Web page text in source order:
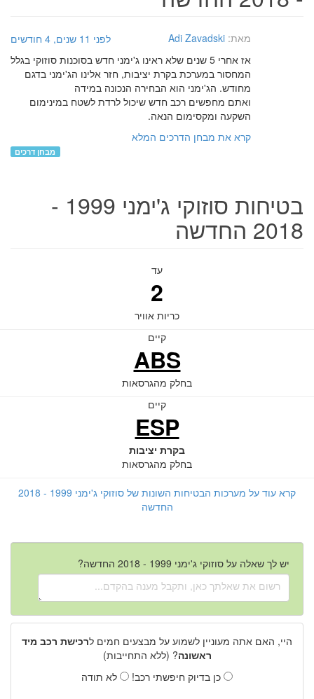
מאת: Adi Zavadski
לפני 11 שנים, 4 חודשים
אז אחרי 5 שנים שלא ראינו ג'ימני חדש בסוכנות סוזוקי בגלל
המחסור במערכת בקרת יציבות, חזר אלינו הג'ימני בדגם
מחודש. הג'ימני הוא הבחירה הנכונה במידה
ואתם מחפשים רכב חדש שיכול לרדת לשטח במינימום
השקעה ומקסימום הנאה.
קרא את מבחן הדרכים המלא
מבחן דרכים
בטיחות סוזוקי ג'ימני 1999 -
2018 החדשה
עד
2
כריות אוויר
קיים
ABS
בחלק מהגרסאות
קיים
ESP
בקרת יציבות
בחלק מהגרסאות
קרא עוד על מערכות הבטיחות השונות של סוזוקי ג'ימני 1999 - 2018
החדשה
יש לך שאלה על סוזוקי ג'ימני 1999 - 2018 החדשה?
היי, האם אתה מעוניין לשמוע על מבצעים חמים לרכישת רכב מיד
ראשונה? (ללא התחייבות)
כן בדיוק חיפשתי רכב!
לא תודה